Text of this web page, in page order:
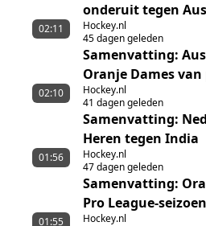
onderuit tegen
Hockey.nl
45 dagen geleden
02:11
Samenvatting:
Oranje Dames
Hockey.nl
41 dagen geleden
02:10
Samenvatting:
Heren tegen India
Hockey.nl
47 dagen geleden
01:56
Samenvatting:
Pro League-
nederlaag
Hockey.nl
01:55